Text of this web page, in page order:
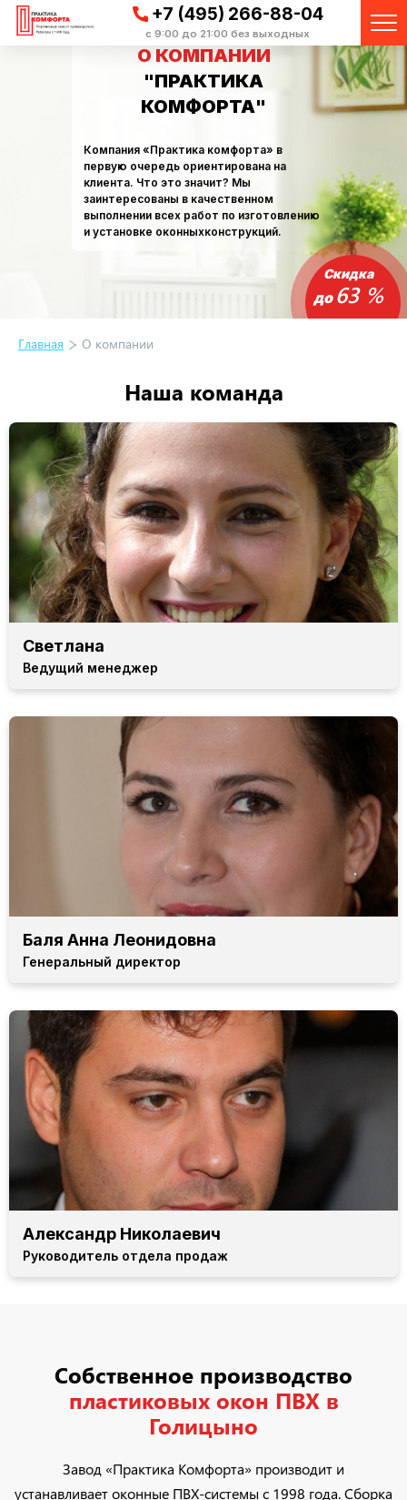
+7 (495) 266-88-04
с 9:00 до 21:00 без выходных
О КОМПАНИИ
"ПРАКТИКА
КОМФОРТА"
Компания «Практика комфорта» в
первую очередь ориентирована на
клиента. Что это значит? Мы
заинтересованы в качественном
выполнении всех работ по изготовлению
и установке оконныхконструкций.
Скидка
до 63 %
Главная О компании
Наша команда
Светлана
Ведущий менеджер
Баля Анна Леонидовна
Генеральный директор
Александр Николаевич
Руководитель отдела продаж
Собственное производство
пластиковых окон ПВХ в
Голицыно
Завод «Практика Комфорта» производит и
устанавливает оконные ПВХ-системы с 1998 года. Сборка